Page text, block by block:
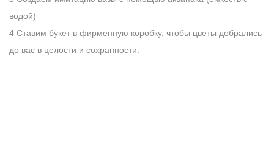
водой)
4 Ставим букет в фирменную коробку, чтобы цветы добрались
до вас в целости и сохранности.